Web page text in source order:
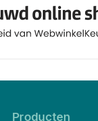
Producten